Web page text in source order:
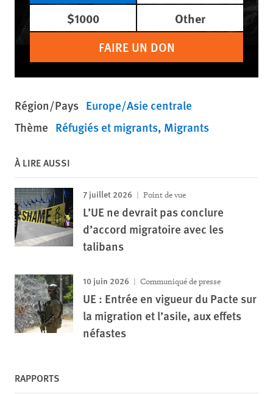
$1000
Other
FAIRE UN DON
Région/Pays Europe/Asie centrale
Thème Réfugiés et migrants Migrants
À LIRE AUSSI
7 juillet 2026 Point de vue
L’UE ne devrait pas conclure
d’accord migratoire avec les
talibans
10 juin 2026 Communiqué de presse
UE : Entrée en vigueur du Pacte sur
la migration et l’asile, aux effets
néfastes
RAPPORTS